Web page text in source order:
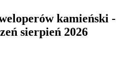
kamieński -
sierpień 2026